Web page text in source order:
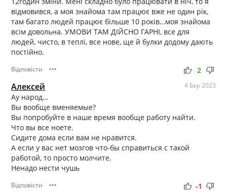
відмовився, а моя знайома там працює вже не один рік,
там багато людей працює більше 10 років…моя знайома
всім довольна. УМОВИ ТАМ ДІЙСНО ГАРНІ, все для
людей, чисто, в теплі, все нове, ще й булки додому дають
постійно.
Відповісти ••• thumb_up thumb_down
2
Алексей 4 Бер 2023
Ау народ…
Вы вообще вменяемые?
Вы попробуйте в наше время вообще работу найти.
Что вы все ноете.
Сидите дома если вам не нравится.
А если у вас нет мозгов что-бы справиться с такой
работой, то просто молчите.
Ненадо нести чушь
Відповісти ••• thumb_up thumb_down
-1